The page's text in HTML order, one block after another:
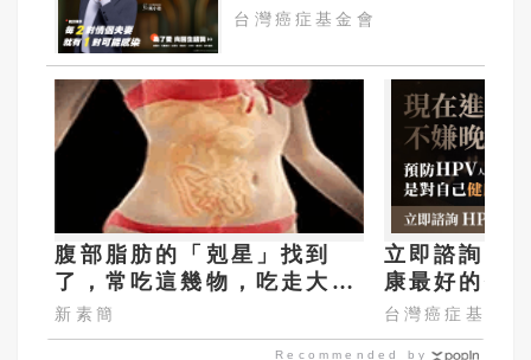
妳！
台灣癌症基金會
腹部脂肪的「剋星」找到
了，常吃這幾物，吃走大肚
囊，瘦出小蠻腰
新素簡
立即諮詢
康最好的投
嫌晚！
台灣癌症基金會
Recommended by